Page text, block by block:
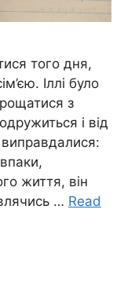
того дня,
Іллі було
з
і від
виправдалися:
життя, він
… Read